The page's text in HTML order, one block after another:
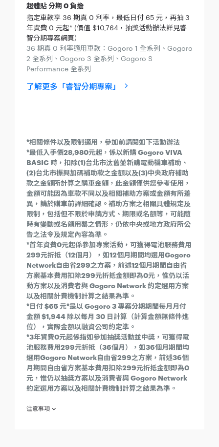
超體貼 分期 0 負擔
指定車款享 36 期真 0 利率，最低日付 65 元，再抽 3
年資費 0 元起* (價值 $10,764，抽獎活動辦法詳見睿
智分期專案網頁）
36 期真 0 利率適用車款：Gogoro 1 全系列、Gogoro
2 全系列、Gogoro 3 全系列、Gogoro S
Performance 全系列
了解更多「睿智分期專案」
*相關條件以及限制適用，參加前請閱如下活動辦法
*最低入手價28,980元起，係以新購 Gogoro VIVA
BASIC 時，扣除(1)台北市汰舊並新購電動機車補助、
(2)台北市振興加碼補助款之金額以及(3)中央政府補助
款之金額所計算之購車金額，此金額僅供您參考使用，
金額可能因為車款不同以及相關補助方案或金額有所差
異，請於購車前詳細確認。補助方案之相關具體規定及
限制，包括但不限於申請方式、期限或名額等，可能隨
時有變動或名額用罄之情形，仍依中央或地方政府所公
告之法令及規定內容為準。
*首年資費0元起係參加專案活動，可獲得電池服務費用
299元折抵（12個月），如12個月期間均選用Gogoro
Network自由省299之方案，前述12個月期間自由省
方案基本費用扣除299元折抵金額即為0元，惟仍以活
動方案以及消費者與 Gogoro Network 約定選用方案
以及相關計費機制計算之結果為準。
*日付 $65 元*是以 Gogoro 3 專案分期期間每月月付
金額 $1,944 除以每月 30 日計算（計算金額無條件進
位），實際金額以融資公司約定準。
*3年資費0元起係指如參加抽獎活動並中獎，可獲得電
池服務費用299元折抵（36個月），如36個月期間均
選用Gogoro Network自由省299之方案，前述36個
月期間自由省方案基本費用扣除299元折抵金額即為0
元，惟仍以抽獎方案以及消費者與 Gogoro Network
約定選用方案以及相關計費機制計算之結果為準。
注意事項